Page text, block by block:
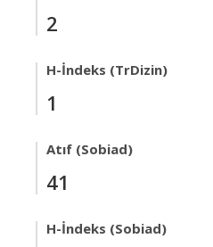
2
H-İndeks (TrDizin)
1
Atıf (Sobiad)
41
H-İndeks (Sobiad)